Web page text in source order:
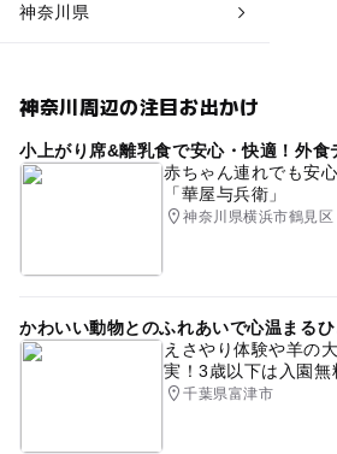
神奈川県
神奈川周辺の注目お出かけ
小上がり席&離乳食で安心・快適！外食
赤ちゃん連れでも安
「華屋与兵衛」
神奈川県横浜市鶴見区
かわいい動物とのふれあいで心温まるひ
えさやり体験や羊の
実！3歳以下は入園無
千葉県富津市